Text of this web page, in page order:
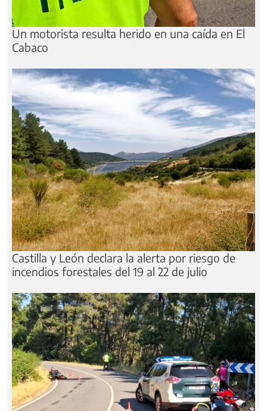
Un motorista resulta herido en una caída en El
Cabaco
Castilla y León declara la alerta por riesgo de
incendios forestales del 19 al 22 de julio